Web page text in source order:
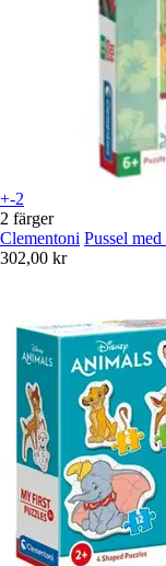
+-2
2 färger
Clementoni Pussel
302,00 kr